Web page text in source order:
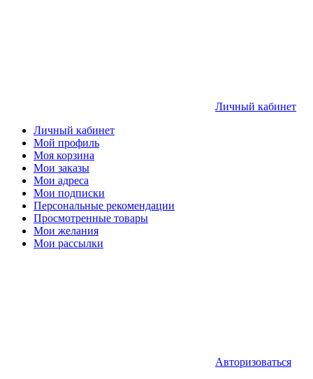
Личный кабинет
Личный кабинет
Мой профиль
Моя корзина
Мои заказы
Мои адреса
Мои подписки
Персональные рекомендации
Просмотренные товары
Мои желания
Мои рассылки
Авторизоваться